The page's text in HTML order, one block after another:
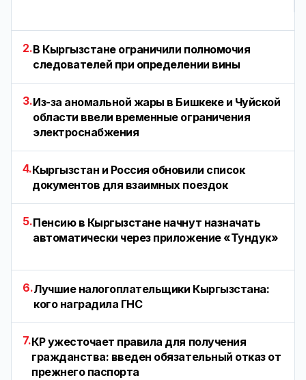
2.В Кыргызстане ограничили полномочия
следователей при определении вины
3.Из-за аномальной жары в Бишкеке и Чуйской
области ввели временные ограничения
электроснабжения
4.Кыргызстан и Россия обновили список
документов для взаимных поездок
5.Пенсию в Кыргызстане начнут назначать
автоматически через приложение «Тундук»
6.Лучшие налогоплательщики Кыргызстана:
кого наградила ГНС
7.КР ужесточает правила для получения
гражданства: введен обязательный отказ от
прежнего паспорта